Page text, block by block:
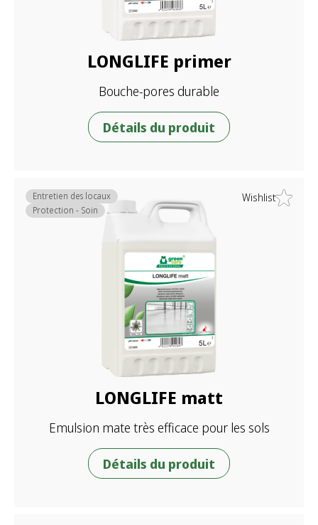
LONGLIFE primer
Bouche-pores durable
Détails du produit
Wishlist
LONGLIFE matt
Emulsion mate très efficace pour les sols
Entretien des locaux
Protection - Soin
Détails du produit